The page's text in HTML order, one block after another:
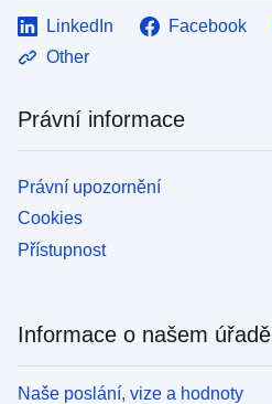
LinkedIn Facebook
Other
Právní informace
Právní upozornění
Cookies
Přístupnost
Informace o našem úřadě
Naše poslání, vize a hodnoty